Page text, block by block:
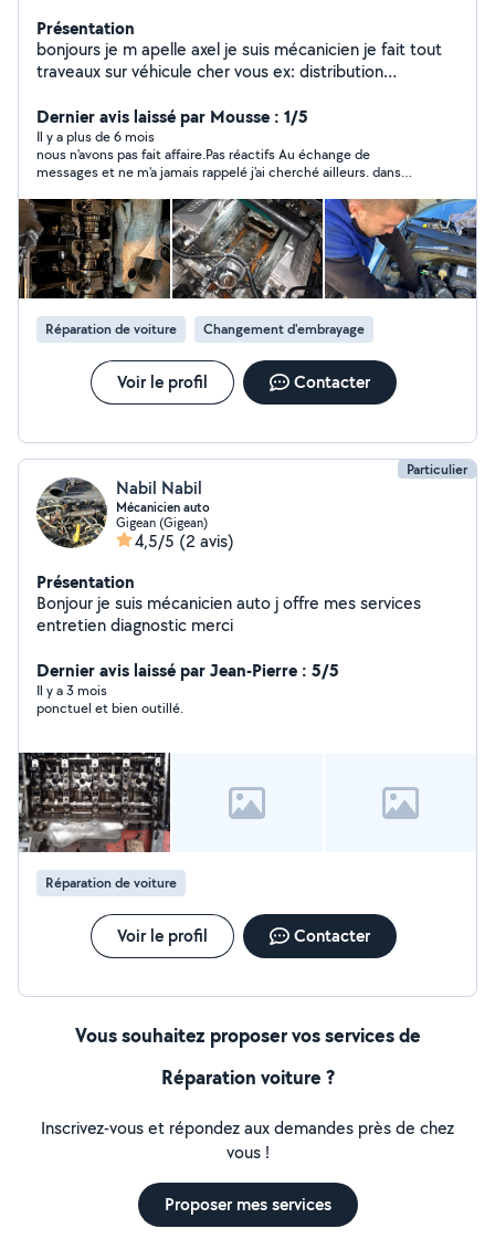
Présentation
bonjours je m apelle axel je suis mécanicien je fait tout
traveaux sur véhicule cher vous ex: distribution
Dernier avis laissé par Mousse : 1/5
Il y a plus de 6 mois
nous n'avons pas fait affaire.Pas réactifs Au échange de
messages et ne m'a jamais rappelé j'ai cherché ailleurs. dans
Réparation de voiture Changement d'embrayage
Voir le profil Contacter
Particulier
Nabil Nabil
Mécanicien auto
Gigean (Gigean)
4,5/5 (2 avis)
Présentation
Bonjour je suis mécanicien auto j offre mes services
entretien diagnostic merci
Dernier avis laissé par Jean-Pierre : 5/5
Il y a 3 mois
ponctuel et bien outillé.
Réparation de voiture
Voir le profil Contacter
Vous souhaitez proposer vos services de
Réparation voiture ?
Inscrivez-vous et répondez aux demandes près de chez
vous !
Proposer mes services